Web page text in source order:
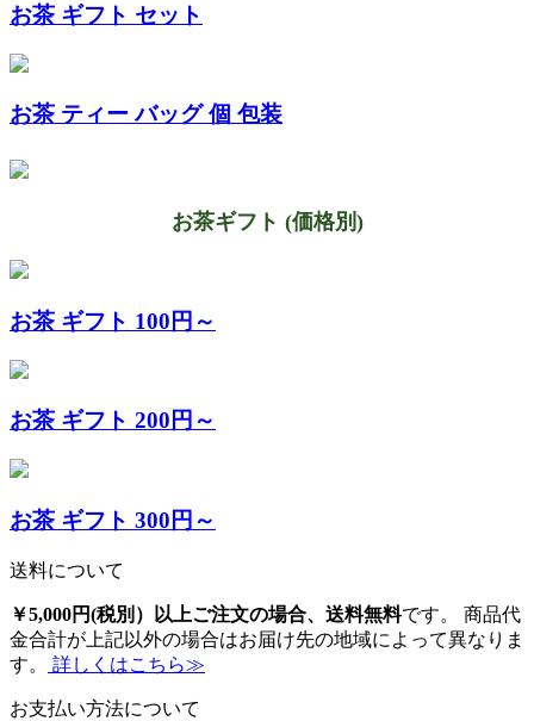
お茶 ギフト セット
お茶 ティー バッグ 個 包装
お茶ギフト (価格別)
お茶 ギフト 100円～
お茶 ギフト 200円～
お茶 ギフト 300円～
送料について
￥5,000円(税別）以上ご注文の場合、送料無料です。 商品代
金合計が上記以外の場合はお届け先の地域によって異なりま
す。
詳しくはこちら≫
お支払い方法について